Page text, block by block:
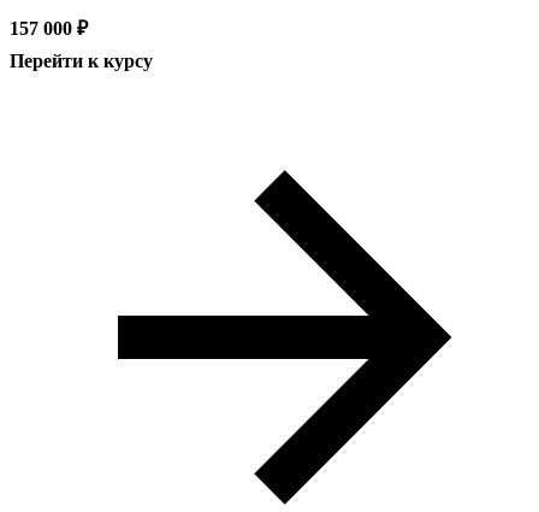
157 000 ₽
Перейти к курсу